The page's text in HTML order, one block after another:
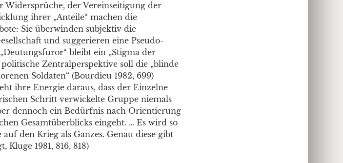
Widersprüche, der Vereinseitigung der
ihrer „Anteile“ machen die
Sie überwinden subjektiv die
und suggerieren eine Pseudo-
bleibt ein „Stigma der
Zentralperspektive soll die „blinde
Soldaten“ (Bourdieu 1982, 699)
ihre Energie daraus, dass der Einzelne
Schritt verwickelte Gruppe niemals
dennoch ein Bedürfnis nach Orientierung
Gesamtüberblicks eingeht. … Es wird so
auf den Krieg als Ganzes. Genau diese gibt
Kluge 1981, 816, 818)